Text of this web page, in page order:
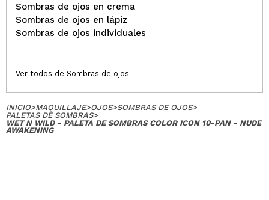
Sombras de ojos en crema
Sombras de ojos en lápiz
Sombras de ojos individuales
Ver todos de Sombras de ojos
INICIO>MAQUILLAJE>OJOS>SOMBRAS DE OJOS>
PALETAS DE SOMBRAS>
WET N WILD - PALETA DE SOMBRAS COLOR ICON 10-PAN - NUDE
AWAKENING